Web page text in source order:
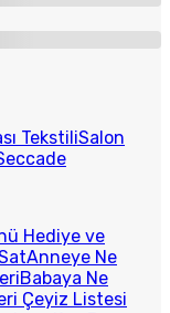
TekstiliSalon
Hediye ve
Anneye Ne
Babaya Ne
Çeyiz Listesi